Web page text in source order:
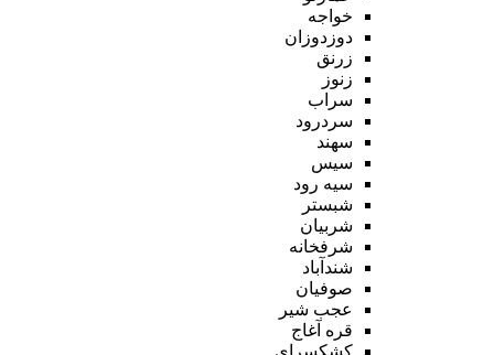
خواجه
دوزدوزان
زرنق
زنوز
سراب
سردرود
سهند
سیس
سیه رود
شبستر
شربیان
شرفخانه
شندآباد
صوفیان
عجب شیر
قره آغاج
کشکسرای